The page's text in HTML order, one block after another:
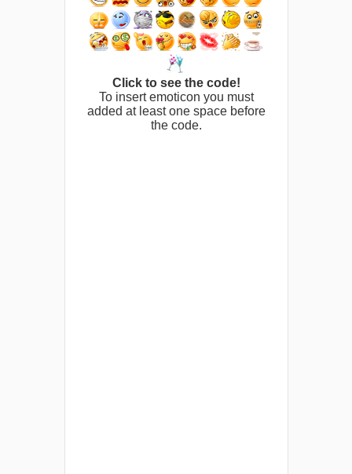
Click to see the code!
To insert emoticon you must
added at least one space before
the code.